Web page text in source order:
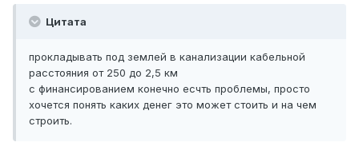
Цитата
прокладывать под землей в канализации кабельной
расстояния от 250 до 2,5 км
с финансированием конечно есчть проблемы, просто
хочется понять каких денег это может стоить и на чем
строить.